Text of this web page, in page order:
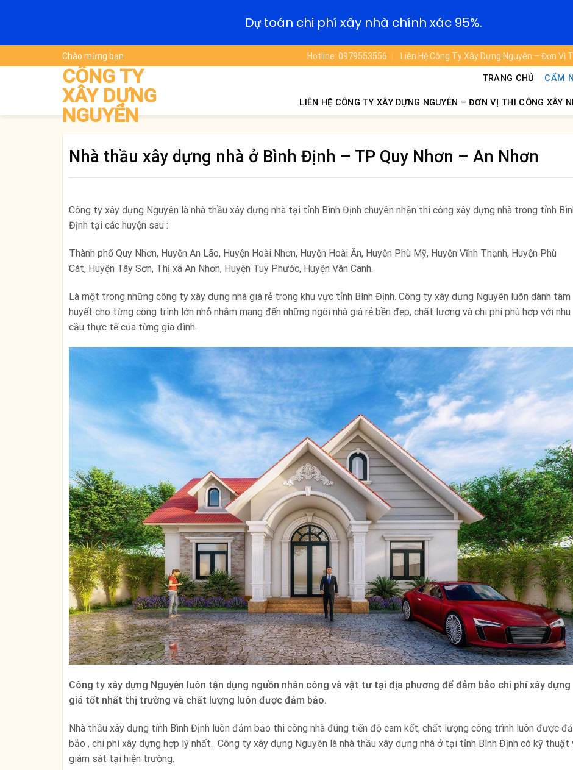
to
Chào mừng bạn Hotline: 0979553556 Liên Hệ Công Ty Xây Dựng Nguyên – Đơn Vị
CÔNG TY
XÂY DỰNG
NGUYÊN
TRANG CHỦ CẨM
LIÊN HỆ CÔNG TY XÂY DỰNG NGUYÊN – ĐƠN VỊ THI CÔNG XÂY
Nhà thầu xây dựng nhà ở Bình Định – TP Quy Nhơn – An Nhơn
Công ty xây dựng Nguyên là nhà thầu xây dựng nhà tại tỉnh Bình Định chuyên nhận thi công xây dựng nhà trong tỉnh
Định tại các huyện sau :
Thành phố Quy Nhơn, Huyện An Lão, Huyện Hoài Nhơn, Huyện Hoài Ân, Huyện Phù Mỹ, Huyện Vĩnh Thạnh, Huyện Phù
Cát, Huyện Tây Sơn, Thị xã An Nhơn, Huyện Tuy Phước, Huyện Vân Canh.
Là một trong những công ty xây dựng nhà giá rẻ trong khu vực tỉnh Bình Định. Công ty xây dựng Nguyên luôn dành tâm
huyết cho từng công trình lớn nhỏ nhằm mang đến những ngôi nhà giá rẻ bền đẹp, chất lượng và chi phí phù hợp với nhu
cầu thực tế của từng gia đình.
Công ty xây dựng Nguyên luôn tận dụng nguồn nhân công và vật tư tại địa phương để đảm bảo chi phí xây dựng
giá tốt nhất thị trường và chất lượng luôn được đảm bảo.
Nhà thầu xây dựng tỉnh Bình Định luôn đảm bảo thi công nhà đúng tiến độ cam kết, chất lượng công trình luôn được
bảo , chi phí xây dựng hợp lý nhất. Công ty xây dựng Nguyên là nhà thầu xây dựng nhà ở tại tỉnh Bình Định có kỹ thuật
giám sát tại hiện trường.
Dự toán chi phí xây nhà chính xác 95%.